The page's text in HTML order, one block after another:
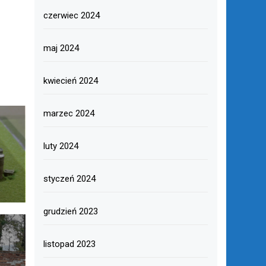
czerwiec 2024
maj 2024
kwiecień 2024
marzec 2024
luty 2024
styczeń 2024
grudzień 2023
listopad 2023